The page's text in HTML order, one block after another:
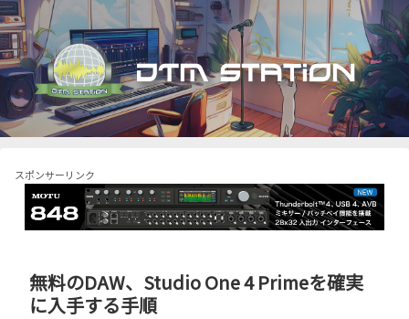
スポンサーリンク
無料のDAW、Studio One 4 Primeを確実
に入手する手順